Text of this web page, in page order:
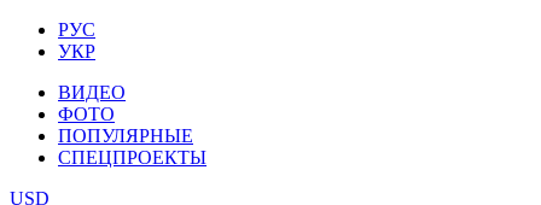
РУС
УКР
ВИДЕО
ФОТО
ПОПУЛЯРНЫЕ
СПЕЦПРОЕКТЫ
USD